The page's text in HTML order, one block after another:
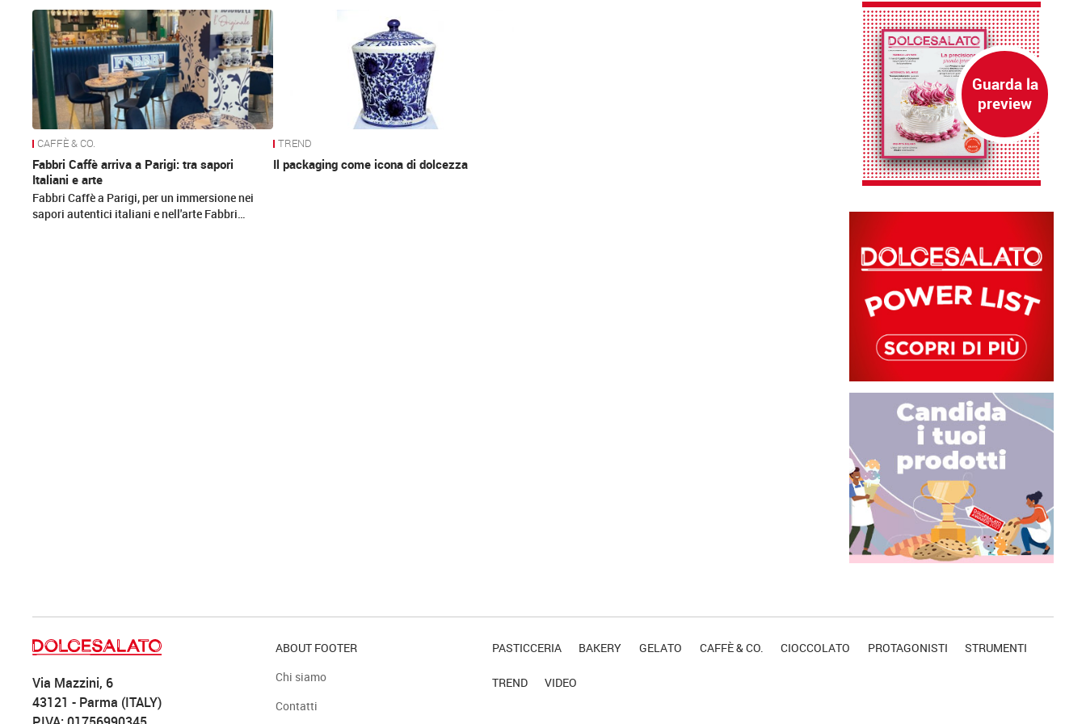
News
CAFFÈ & CO.
Fabbri Caffè arriva a Parigi: tra sapori
Italiani e arte
Fabbri Caffè a Parigi, per un immersione nei
sapori autentici italiani e nell'arte Fabbri…
TREND
Il packaging come icona di dolcezza
Via Mazzini, 6
43121 - Parma (ITALY)
ABOUT FOOTER
Chi siamo
Contatti
PASTICCERIA BAKERY GELATO CAFFÈ & CO. CIOCCOLATO PROTAGONISTI STRUMENTI
TREND VIDEO